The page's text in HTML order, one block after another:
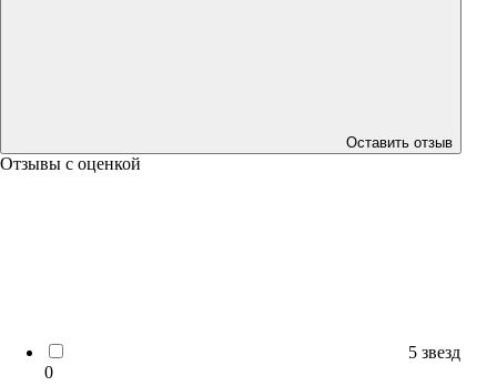
Оставить отзыв
Отзывы с оценкой
5 звезд
0